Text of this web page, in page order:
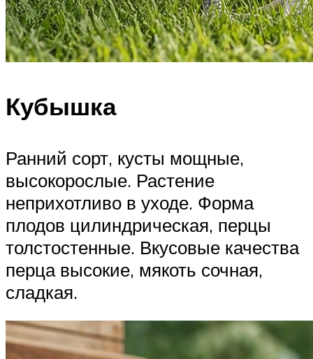
Кубышка
Ранний сорт, кусты мощные,
высокорослые. Растение
неприхотливо в уходе. Форма
плодов цилиндрическая, перцы
толстостенные. Вкусовые качества
перца высокие, мякоть сочная,
сладкая.